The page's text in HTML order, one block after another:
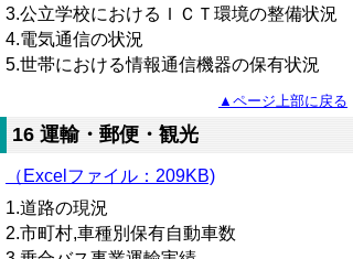
3.公立学校におけるＩＣＴ環境の整備状況
4.電気通信の状況
5.世帯における情報通信機器の保有状況
▲ページ上部に戻る
16 運輸・郵便・観光
（Excelファイル：209KB)
1.道路の現況
2.市町村,車種別保有自動車数